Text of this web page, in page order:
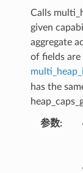
Calls
given
aggregate
of fields are
has the
参数: